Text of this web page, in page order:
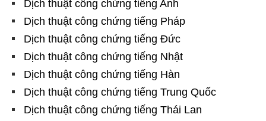
Dịch thuật công chứng tiếng Anh
Dịch thuật công chứng tiếng Pháp
Dịch thuật công chứng tiếng Đức
Dịch thuật công chứng tiếng Nhật
Dịch thuật công chứng tiếng Hàn
Dịch thuật công chứng tiếng Trung Quốc
Dịch thuật công chứng tiếng Thái Lan